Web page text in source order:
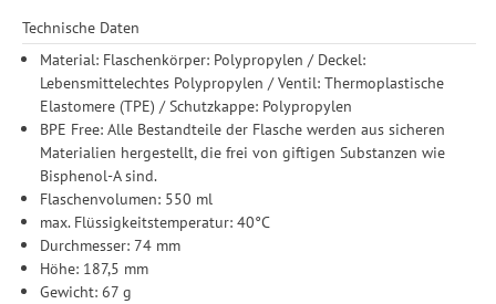
Technische Daten
Material: Flaschenkörper: Polypropylen / Deckel:
Lebensmittelechtes Polypropylen / Ventil: Thermoplastische
Elastomere (TPE) / Schutzkappe: Polypropylen
BPE Free: Alle Bestandteile der Flasche werden aus sicheren
Materialien hergestellt, die frei von giftigen Substanzen wie
Bisphenol-A sind.
Flaschenvolumen: 550 ml
max. Flüssigkeitstemperatur: 40°C
Durchmesser: 74 mm
Höhe: 187,5 mm
Gewicht: 67 g